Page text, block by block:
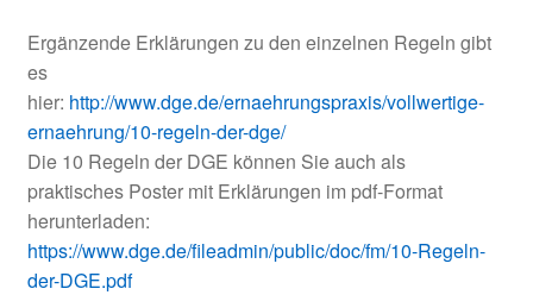
Ergänzende Erklärungen zu den einzelnen Regeln gibt
es
hier: http://www.dge.de/ernaehrungspraxis/vollwertige-
ernaehrung/10-regeln-der-dge/
Die 10 Regeln der DGE können Sie auch als
praktisches Poster mit Erklärungen im pdf-Format
herunterladen:
https://www.dge.de/fileadmin/public/doc/fm/10-Regeln-
der-DGE.pdf